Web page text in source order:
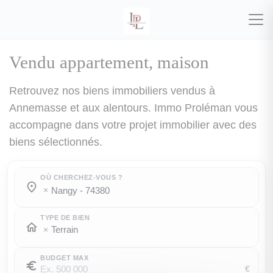
Vendu appartement, maison
Retrouvez nos biens immobiliers vendus à
Annemasse et aux alentours. Immo Proléman vous
accompagne dans votre projet immobilier avec des
biens sélectionnés.
OÙ CHERCHEZ-VOUS ?
Où cherchez-vous ?
nangy - 74380
Où cherchez-vous ?
TYPE DE BIEN
Terrain
BUDGET MAX
€